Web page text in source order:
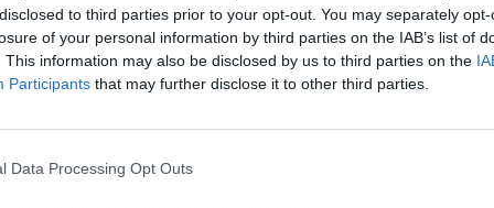
to third parties prior to your opt-out. You may separately
of your personal information by third parties on the IAB’s list of
This information may also be disclosed by us to third parties on the
Participants that may further disclose it to other third parties.
Data Processing Opt Outs
egészségügyi, valamint a
szociális ellátórendszerben
dolgozó kisegítő, illetve irodai